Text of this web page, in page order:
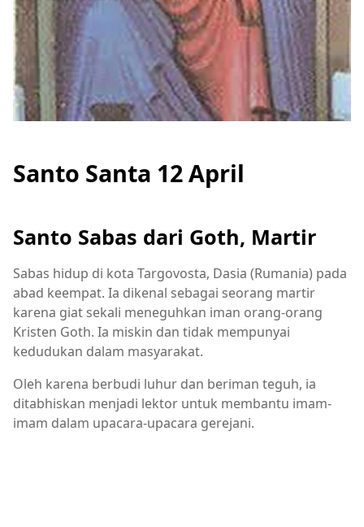
Santo Santa 12 April
Santo Sabas dari Goth, Martir
Sabas hidup di kota Targovosta, Dasia (Rumania) pada
abad keempat. Ia dikenal sebagai seorang martir
karena giat sekali meneguhkan iman orang-orang
Kristen Goth. Ia miskin dan tidak mempunyai
kedudukan dalam masyarakat.
Oleh karena berbudi luhur dan beriman teguh, ia
ditabhiskan menjadi lektor untuk membantu imam-
imam dalam upacara-upacara gerejani.